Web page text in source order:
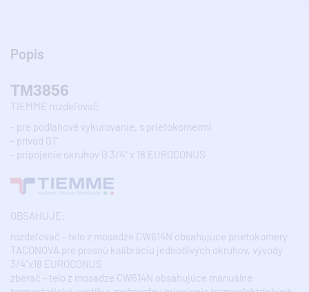
Popis
TM3856
TIEMME rozdeľovač
- pre podlahové vykurovanie, s prietokomermi
- prívod G1"
- pripojenie okruhov G 3/4" x 18 EUROCONUS
OBSAHUJE:
rozdeľovač - telo z mosadze CW614N obsahujúce prietokomery
TACONOVA pre presnú kalibráciu jednotlivých okruhov, vývody
3/4"x18 EUROCONUS
zberač - telo z mosadze CW614N obsahujúce manuálne